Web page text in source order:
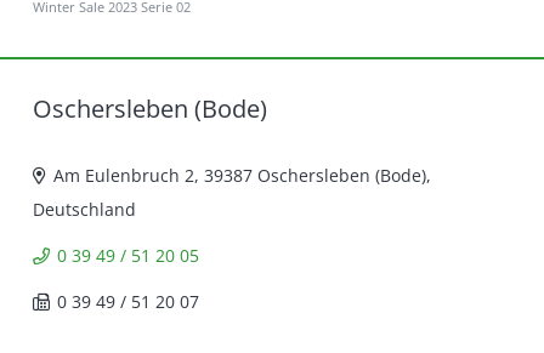
Winter Sale 2023 Serie 02
Oschersleben (Bode)
Am Eulenbruch 2, 39387 Oschersleben (Bode),
Deutschland
0 39 49 / 51 20 05
0 39 49 / 51 20 07